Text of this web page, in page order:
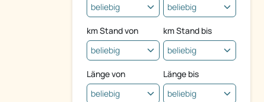
km Stand von km Stand bis
Länge von Länge bis